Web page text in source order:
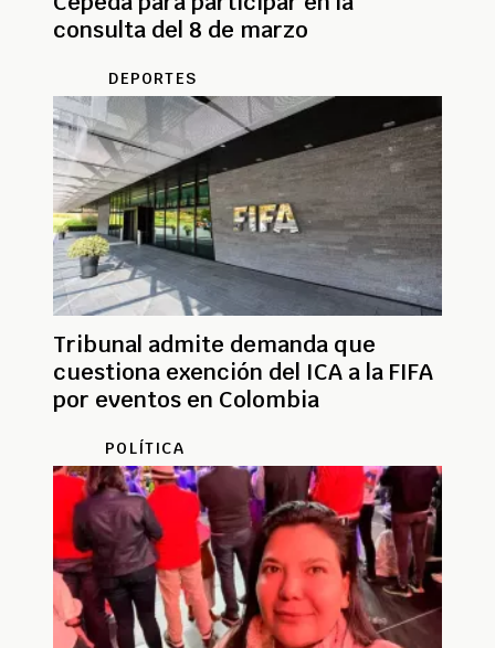
consulta del 8 de marzo
DEPORTES
Tribunal admite demanda que
cuestiona exención del ICA a la FIFA
por eventos en Colombia
POLÍTICA